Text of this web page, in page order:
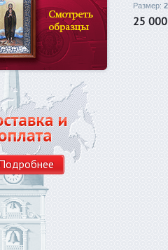
Размер:
25 000